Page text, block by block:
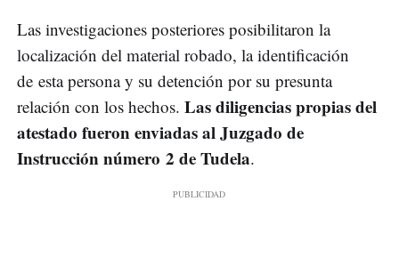
Las investigaciones posteriores posibilitaron la
localización del material robado, la identificación
de esta persona y su detención por su presunta
relación con los hechos. Las diligencias propias del
atestado fueron enviadas al Juzgado de
Instrucción número 2 de Tudela.